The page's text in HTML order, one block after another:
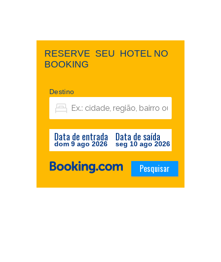
RESERVE ​ ​SEU ​ ​HOTEL NO ​ ​
BOOKING
Destino
Data de entrada
dom 9 ago 2026
Data de saída
seg 10 ago 2026